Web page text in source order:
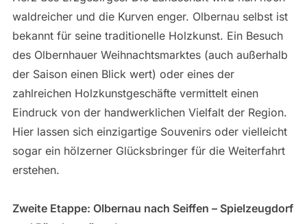
waldreicher und die Kurven enger. Olbernau selbst ist
bekannt für seine traditionelle Holzkunst. Ein Besuch
des Olbernhauer Weihnachtsmarktes (auch außerhalb
der Saison einen Blick wert) oder eines der
zahlreichen Holzkunstgeschäfte vermittelt einen
Eindruck von der handwerklichen Vielfalt der Region.
Hier lassen sich einzigartige Souvenirs oder vielleicht
sogar ein hölzerner Glücksbringer für die Weiterfahrt
erstehen.
Zweite Etappe: Olbernau nach Seiffen – Spielzeugdorf